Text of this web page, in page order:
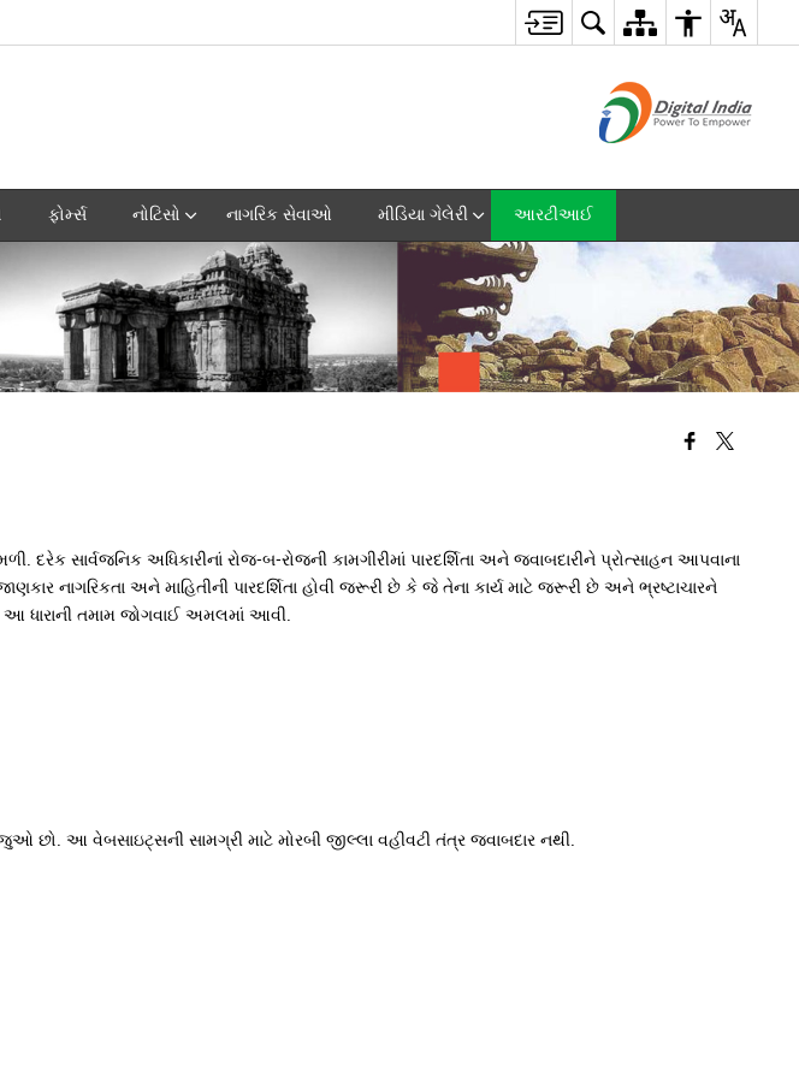
ફોર્મ્સ નોટિસો નાગરિક સેવાઓ મીડિયા ગેલેરી આરટીઆઈ
સાર્વજનિક અધિકારીનાં રોજ-બ-રોજની કામગીરીમાં પારદર્શિતા અને જવાબદારીને પ્રોત્સાહન આપવાના
નાગરિકતા અને માહિતીની પારદર્શિતા હોવી જરૂરી છે કે જે તેના કાર્ય માટે જરૂરી છે અને ભ્રષ્ટાચારને
ધારાની તમામ જોગવાઈ અમલમાં આવી.
છો. આ વેબસાઇટ્સની સામગ્રી માટે મોરબી જીલ્લા વહીવટી તંત્ર જવાબદાર નથી.